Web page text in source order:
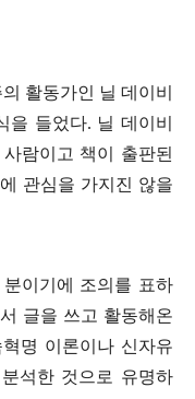
활동가인 닐 데이비
을 들었다. 닐 데이비
람이고 책이 출판된
관심을 가지진 않을
이기에 조의를 표하
글을 쓰고 활동해온
명 이론이나 신자유
석한 것으로 유명하